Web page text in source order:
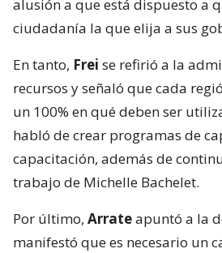
alusión a que está dispuesto a
ciudadanía la que elija a sus
En tanto, Frei se refirió a la
recursos y señaló que cada
un 100% en qué deben ser
habló de crear programas de
capacitación, además de
trabajo de Michelle Bachelet.
Por último, Arrateapuntó a la
manifestó que es necesario un